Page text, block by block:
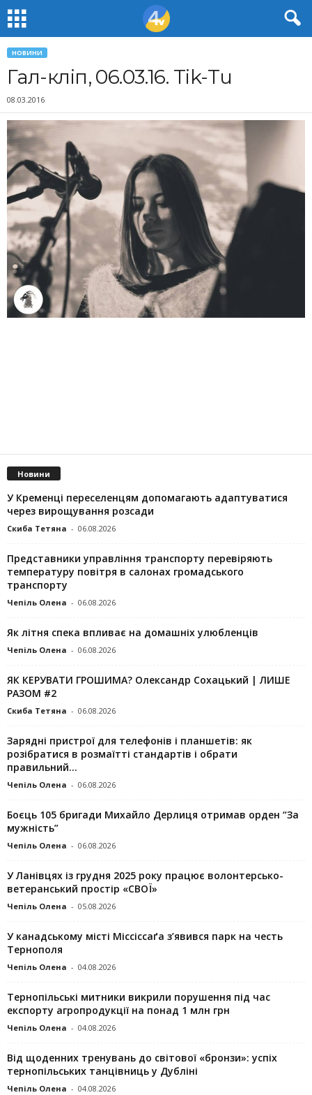
НОВИНИ
Гал-кліп, 06.03.16. Tik-Tu
08.03.2016
Новини
У Кременці переселенцям допомагають адаптуватися
через вирощування розсади
Скиба Тетяна - 06.08.2026
Представники управління транспорту перевіряють
температуру повітря в салонах громадського
транспорту
Чепіль Олена - 06.08.2026
Як літня спека впливає на домашніх улюбленців
Чепіль Олена - 06.08.2026
ЯК КЕРУВАТИ ГРОШИМА? Олександр Сохацький | ЛИШЕ
РАЗОМ #2
Скиба Тетяна - 06.08.2026
Зарядні пристрої для телефонів і планшетів: як
розібратися в розмаїтті стандартів і обрати
правильний...
Чепіль Олена - 06.08.2026
Боєць 105 бригади Михайло Дерлиця отримав орден “За
мужність”
Чепіль Олена - 06.08.2026
У Ланівцях із грудня 2025 року працює волонтерсько-
ветеранський простір «СВОЇ»
Чепіль Олена - 05.08.2026
У канадському місті Міссіссаґа з’явився парк на честь
Тернополя
Чепіль Олена - 04.08.2026
Тернопільські митники викрили порушення під час
експорту агропродукції на понад 1 млн грн
Чепіль Олена - 04.08.2026
Від щоденних тренувань до світової «бронзи»: успіх
тернопільських танцівниць у Дубліні
Чепіль Олена - 04.08.2026